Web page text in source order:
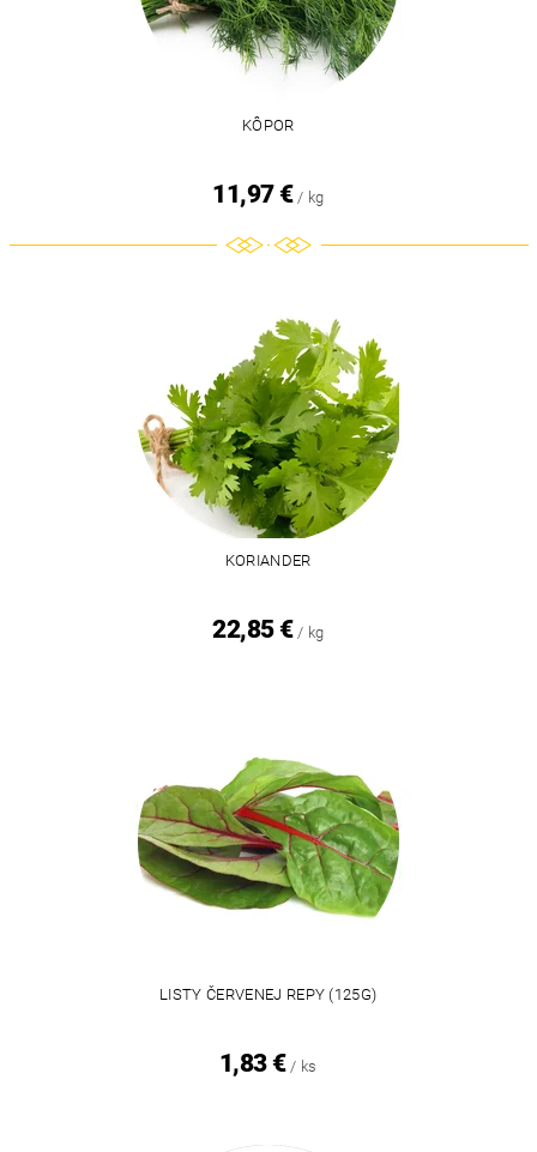
KÔPOR
11,97 € / kg
KORIANDER
22,85 € / kg
LISTY ČERVENEJ REPY (125G)
1,83 € / ks